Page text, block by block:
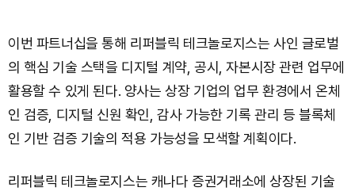
이번 파트너십을 통해 리퍼블릭 테크놀로지스는 사인 글로벌
의 핵심 기술 스택을 디지털 계약, 공시, 자본시장 관련 업무에
활용할 수 있게 된다. 양사는 상장 기업의 업무 환경에서 온체
인 검증, 디지털 신원 확인, 감사 가능한 기록 관리 등 블록체
인 기반 검증 기술의 적용 가능성을 모색할 계획이다.
리퍼블릭 테크놀로지스는 캐나다 증권거래소에 상장된 기술